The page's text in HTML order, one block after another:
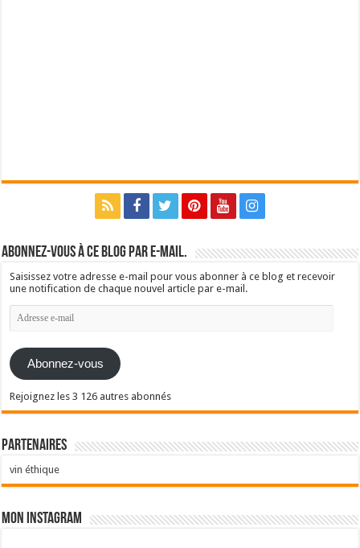
Abonnez-vous à ce blog par e-mail.
Saisissez votre adresse e-mail pour vous abonner à ce blog et recevoir
une notification de chaque nouvel article par e-mail.
Adresse
e-
Abonnez-vous
Rejoignez les 3 126 autres abonnés
Partenaires
vin éthique
Mon Instagram